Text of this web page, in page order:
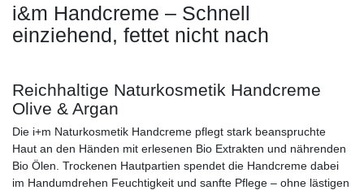
i&m Handcreme – Schnell
einziehend, fettet nicht nach
Reichhaltige Naturkosmetik Handcreme
Olive & Argan
Die i+m Naturkosmetik Handcreme pflegt stark beanspruchte
Haut an den Händen mit erlesenen Bio Extrakten und nährenden
Bio Ölen. Trockenen Hautpartien spendet die Handcreme dabei
im Handumdrehen Feuchtigkeit und sanfte Pflege – ohne lästigen